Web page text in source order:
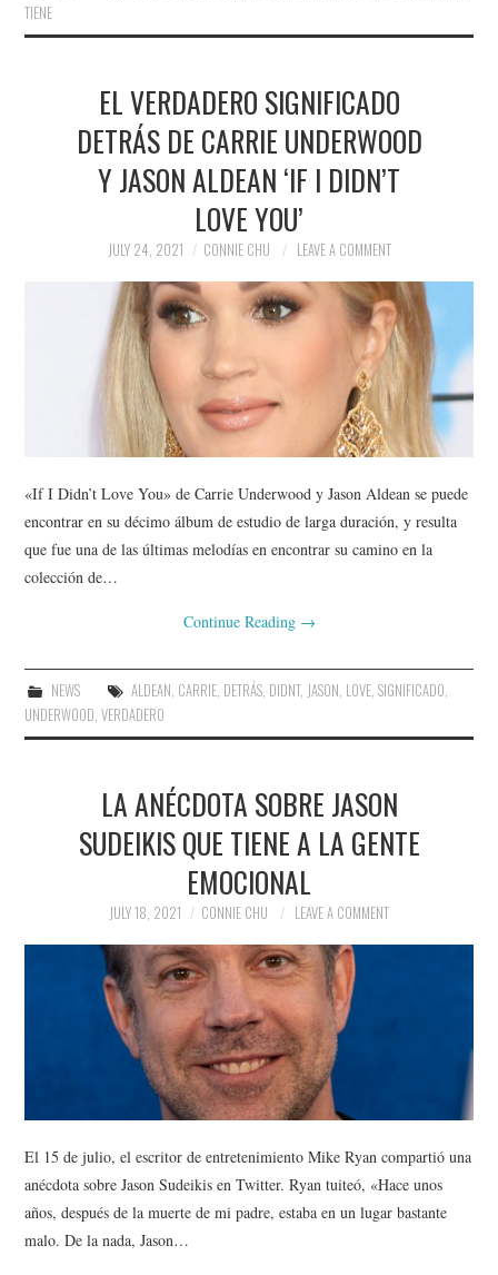
TIENE
EL VERDADERO SIGNIFICADO
DETRÁS DE CARRIE UNDERWOOD
Y JASON ALDEAN ‘IF I DIDN’T
LOVE YOU’
JULY 24, 2021 CONNIE CHU LEAVE A COMMENT
«If I Didn’t Love You» de Carrie Underwood y Jason Aldean se puede
encontrar en su décimo álbum de estudio de larga duración, y resulta
que fue una de las últimas melodías en encontrar su camino en la
colección de…
Continue Reading →
NEWS ALDEAN, CARRIE, DETRÁS, DIDNT, JASON, LOVE, SIGNIFICADO,
UNDERWOOD,VERDADERO
LA ANÉCDOTA SOBRE JASON
SUDEIKIS QUE TIENE A LA GENTE
EMOCIONAL
JULY 18, 2021 CONNIE CHU LEAVE A COMMENT
El 15 de julio, el escritor de entretenimiento Mike Ryan compartió una
anécdota sobre Jason Sudeikis en Twitter. Ryan tuiteó, «Hace unos
años, después de la muerte de mi padre, estaba en un lugar bastante
malo. De la nada, Jason…